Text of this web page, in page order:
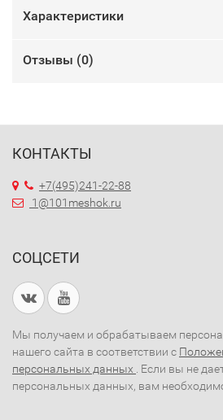
Характеристики
Отзывы (0)
КОНТАКТЫ
+7(495)241-22-88
1@101meshok.ru
СОЦСЕТИ
Мы получаем и обрабатываем
нашего сайта в соответствии с
персональных данных . Если вы не
персональных данных, вам